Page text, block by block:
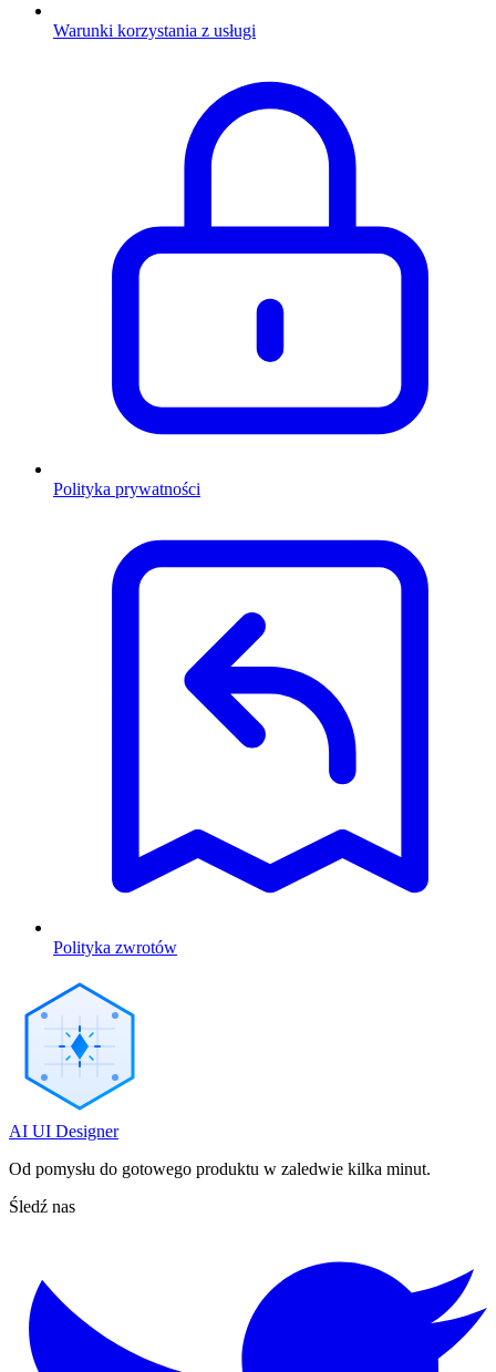
Warunki korzystania z usługi
Polityka prywatności
Polityka zwrotów
AI UI Designer
Od pomysłu do gotowego produktu w zaledwie kilka minut.
Śledź nas